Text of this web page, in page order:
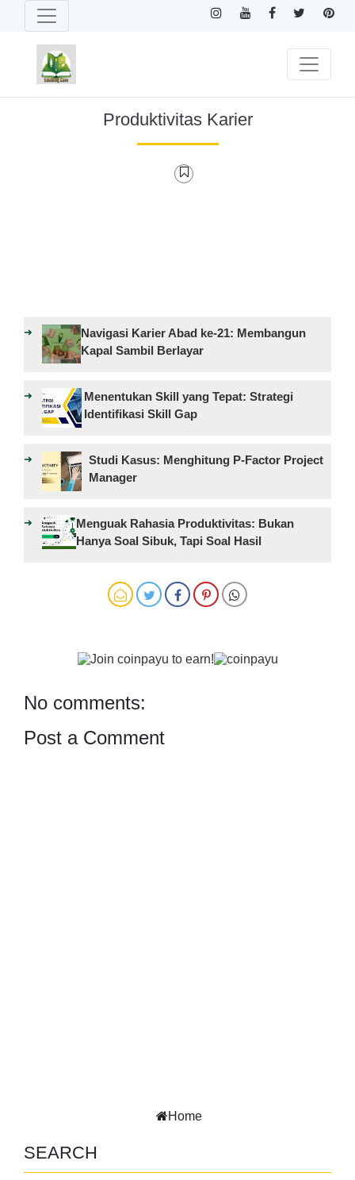
Produktivitas Karier
Navigasi Karier Abad ke-21: Membangun
Kapal Sambil Berlayar
Menentukan Skill yang Tepat: Strategi
Identifikasi Skill Gap
Studi Kasus: Menghitung P-Factor Project
Manager
Menguak Rahasia Produktivitas: Bukan
Hanya Soal Sibuk, Tapi Soal Hasil
No comments:
Post a Comment
Home
SEARCH